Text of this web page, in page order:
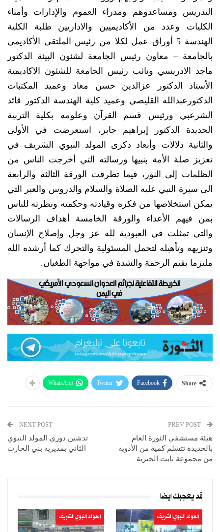
التدريس ومساعدوهم ومدراء العموم والإدارات وأمناء
الكليات وعدد من الأكاديميين والاداريين طلبة الكلية
الهندسة 5 أوراق عمل لكلا من رئيس الملتقى الأكاديمي
بالجامعة – معاون رئيس الجامعة لشئون البيئة الدكتور
ماجد الادريسي ونائب رئيس الجامعة للشئون الاكاديمية
الأستاذ الدكتور عزالدين حسن معاد وعميد المكتبات
الدكتورعبدالله القليصي وعميد كلية الهندسة الدكتور قائد
الشرعبي ورئيس قسم القرآن وعلومه بكلية التربية
الحديدة الدكتور إبراهيم جابر، استعرضت في الأولى
والثانية دلالات وأبعاد ذكرى المولد النبوي الشريف في
تعزيز صلة الأمة بنبيها ورسالته التي أخرجت الناس من
الظلمات إلى النور، فيما تطرقت الورقة الثالثة والرابعة
الى سيرة النبي عليه الصلاة والسلام والدروس والعبر التي
يمكن استخلاصها من فكره وقيادته وحكمته ونظرته للناس
بمن فيهم الأعداء والورقة الخامسة أهداف الرسالات
والتي تمثلت في العبودية لله عز وجل وإصلاح الإنسان
وتنزيهه وتأهيله لتحمل المسئولية والتحرك كما أرشده الله
ملتزما بقيم الرحمة والشدة في مواجهة الطغيان.
Share
Facebook
Twitter
WhatsApp
هيئة مستشفى الثورة العام
بالحديدة تتسلم كمية من الأدوية
من مجموعة ثابت الخيرية
NEXT POST
تدشين دوري المولد النبوي
الثاني بمديرية بني الحارث
قد يعجبك ايضا
المولد النبوي الشريف المولد النبوي الشريف